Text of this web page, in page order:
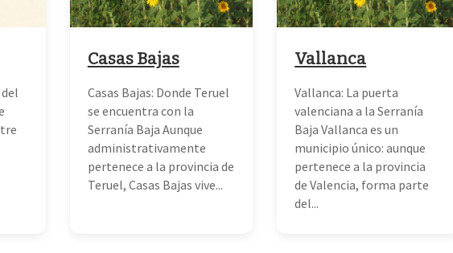
Casas Bajas
Casas Bajas: Donde Teruel
se encuentra con la
Serranía Baja Aunque
administrativamente
pertenece a la provincia de
Teruel, Casas Bajas vive...
Vallanca
Vallanca: La puerta
valenciana a la Serranía
Baja Vallanca es un
municipio único: aunque
pertenece a la provincia
de Valencia, forma parte
del...